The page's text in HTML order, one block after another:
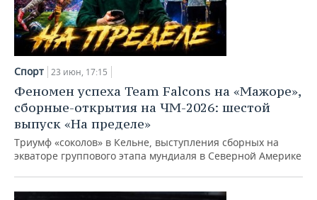
Спорт 23 июн, 17:15
Феномен успеха Team Falcons на «Мажоре»,
сборные-открытия на ЧМ-2026: шестой
выпуск «На пределе»
Триумф «соколов» в Кельне, выступления сборных на
экваторе группового этапа мундиаля в Северной Америке